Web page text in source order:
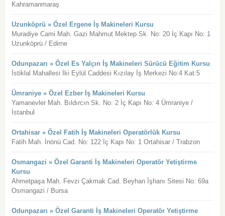
Kahramanmaraş
Uzunköprü » Özel Ergene İş Makineleri Kursu
Muradiye Cami Mah. Gazi Mahmut Mektep Sk. No: 20 İç Kapı No: 1
Uzunköprü / Edirne
Odunpazarı » Özel Es Yalçın İş Makineleri Sürücü Eğitim Kursu
İstiklal Mahallesi İki Eylül Caddesi Kızılay İş Merkezi No:4 Kat:5
Ümraniye » Özel Ezber İş Makineleri Kursu
Yamanevler Mah. Bıldırcın Sk. No: 2 İç Kapı No: 4 Ümraniye /
İstanbul
Ortahisar » Özel Fatih İş Makineleri Operatörlük Kursu
Fatih Mah. İnönü Cad. No: 122 İç Kapı No: 1 Ortahisar / Trabzon
Osmangazi » Özel Garanti İş Makineleri Operatör Yetiştirme
Kursu
Ahmetpaşa Mah. Fevzi Çakmak Cad. Beyhan İşhanı Sitesi No: 69a
Osmangazi / Bursa
Odunpazarı » Özel Garanti İş Makineleri Operatör Yetiştirme